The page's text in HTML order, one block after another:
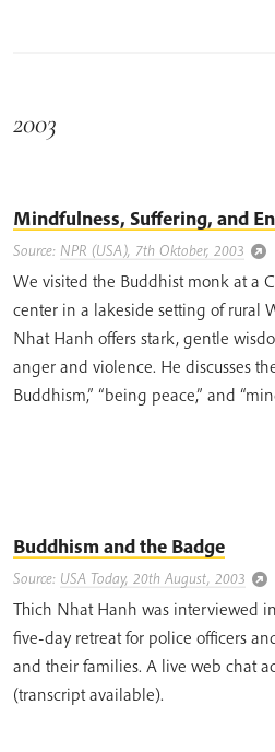
2003
Mindfulness, Suffering, and
Source: NPR (USA), 7th Oktober, 2003
We visited the Buddhist monk at a
center in a lakeside setting of rural
Nhat Hanh offers stark, gentle
anger and violence. He discusses
Buddhism,” “being peace,” and
Buddhism and the Badge
Source: USA Today, 20th August, 2003
Thich Nhat Hanh was interviewed
five-day retreat for police officers
and their families. A live web chat
(transcript available).